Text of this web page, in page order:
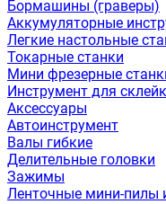
Бормашины (граверы)
Аккумуляторные
Легкие настольные
Токарные станки
Мини фрезерные
Инструмент для
Аксессуары
Автоинструмент
Валы гибкие
Делительные головки
Зажимы
Ленточные мини-пилы